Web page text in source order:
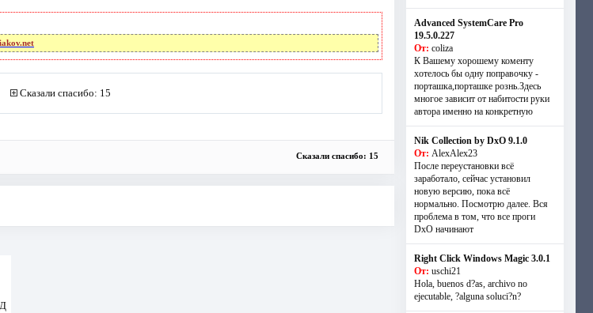
Сказали спасибо: 15
Сказали спасибо: 15
Advanced SystemCare Pro
19.5.0.227
От: coliza
К Вашему хорошему коменту
хотелось бы одну поправочку -
порташка,порташке рознь.Здесь
многое зависит от набитости руки
автора именно на конкретную
Nik Collection by DxO 9.1.0
От: AlexAlex23
После переустановки всё
заработало, сейчас установил
новую версию, пока всё
нормально. Посмотрю далее. Вся
проблема в том, что все проги
DxO начинают
Right Click Windows Magic 3.0.1
От: uschi21
Hola, buenos d?as, archivo no
ejecutable, ?alguna soluci?n?